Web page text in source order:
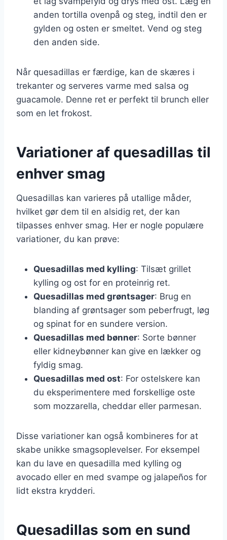
anden tortilla ovenpå og steg, indtil den er
gylden og osten er smeltet. Vend og steg
den anden side.
Når quesadillas er færdige, kan de skæres i
trekanter og serveres varme med salsa og
guacamole. Denne ret er perfekt til brunch eller
som en let frokost.
Variationer af quesadillas til
enhver smag
Quesadillas kan varieres på utallige måder,
hvilket gør dem til en alsidig ret, der kan
tilpasses enhver smag. Her er nogle populære
variationer, du kan prøve:
Quesadillas med kylling: Tilsæt grillet
kylling og ost for en proteinrig ret.
Quesadillas med grøntsager: Brug en
blanding af grøntsager som peberfrugt, løg
og spinat for en sundere version.
Quesadillas med bønner: Sorte bønner
eller kidneybønner kan give en lækker og
fyldig smag.
Quesadillas med ost: For ostelskere kan
du eksperimentere med forskellige oste
som mozzarella, cheddar eller parmesan.
Disse variationer kan også kombineres for at
skabe unikke smagsoplevelser. For eksempel
kan du lave en quesadilla med kylling og
avocado eller en med svampe og jalapeños for
lidt ekstra krydderi.
Quesadillas som en sund